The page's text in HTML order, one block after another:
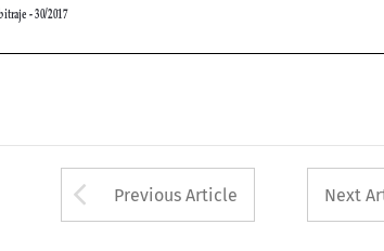

Arrow button used
Previous Article Next